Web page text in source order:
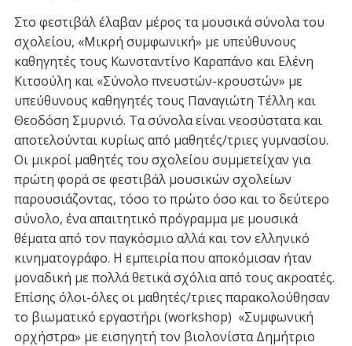
Στο φεστιβάλ έλαβαν μέρος τα μουσικά σύνολα του
σχολείου, «Μικρή συμφωνική» με υπεύθυνους
καθηγητές τους Κωνσταντίνο Καραπάνο και Ελένη
Κιτσούλη και «Σύνολο πνευστών-κρουστών» με
υπεύθυνους καθηγητές τους Παναγιώτη Τέλλη και
Θεοδόση Σμυρνιό. Τα σύνολα είναι νεοσύστατα και
αποτελούνται κυρίως από μαθητές/τριες γυμνασίου.
Οι μικροί μαθητές του σχολείου συμμετείχαν για
πρώτη φορά σε φεστιβάλ μουσικών σχολείων
παρουσιάζοντας, τόσο το πρώτο όσο και το δεύτερο
σύνολο, ένα απαιτητικό πρόγραμμα με μουσικά
θέματα από τον παγκόσμιο αλλά και τον ελληνικό
κινηματογράφο. Η εμπειρία που αποκόμισαν ήταν
μοναδική με πολλά θετικά σχόλια από τους ακροατές.
Επίσης όλοι-όλες οι μαθητές/τριες παρακολούθησαν
το βιωματικό εργαστήρι (workshop) «Συμφωνική
ορχήστρα» με εισηγητή τον βιολονίστα Δημήτριο